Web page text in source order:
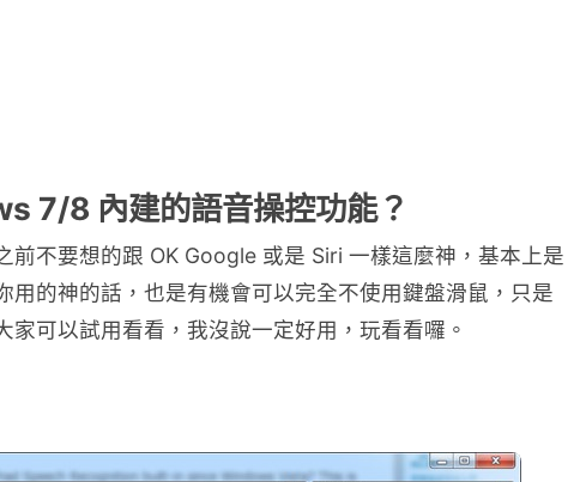
7/8 內建的語音操控功能？
前不要想的跟 OK Google 或是 Siri 一樣這麼神，基本上是
用的神的話，也是有機會可以完全不使用鍵盤滑鼠，只是
家可以試用看看，我沒說一定好用，玩看看囉。